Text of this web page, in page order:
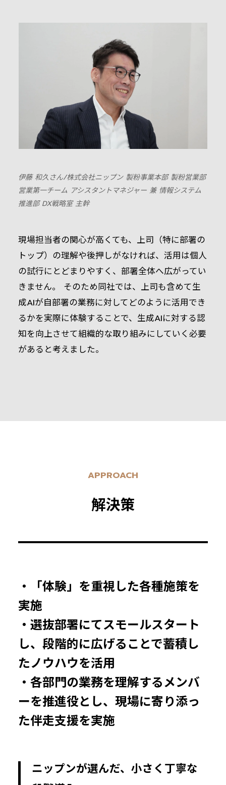
伊藤 和久さん/株式会社ニップン 製粉事業本部 製粉営業部
営業第一チーム アシスタントマネジャー 兼 情報システム
推進部 DX戦略室 主幹
現場担当者の関心が高くても、上司（特に部署の
トップ）の理解や後押しがなければ、活用は個人
の試行にとどまりやすく、部署全体へ広がってい
きません。 そのため同社では、上司も含めて生
成AIが自部署の業務に対してどのように活用でき
るかを実際に体験することで、生成AIに対する認
知を向上させて組織的な取り組みにしていく必要
があると考えました。
APPROACH
解決策
・「体験」を重視した各種施策を
実施
・選抜部署にてスモールスタート
し、段階的に広げることで蓄積し
たノウハウを活用
・各部門の業務を理解するメンバ
ーを推進役とし、現場に寄り添っ
た伴走支援を実施
ニップンが選んだ、小さく丁寧な